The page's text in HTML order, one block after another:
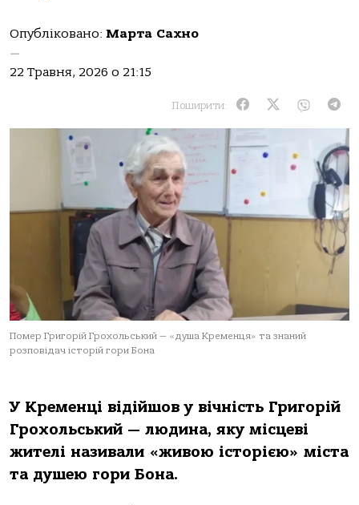
Опубліковано: Марта Сахно
—
22 Травня, 2026 о 21:15
Поширити:
Помер Григорій Грохольський — «душа Кременця» та знаний
розповідач історій гори Бона
У Кременці відійшов у вічність Григорій
Грохольський — людина, яку місцеві
жителі називали «живою історією» міста
та душею гори Бона.